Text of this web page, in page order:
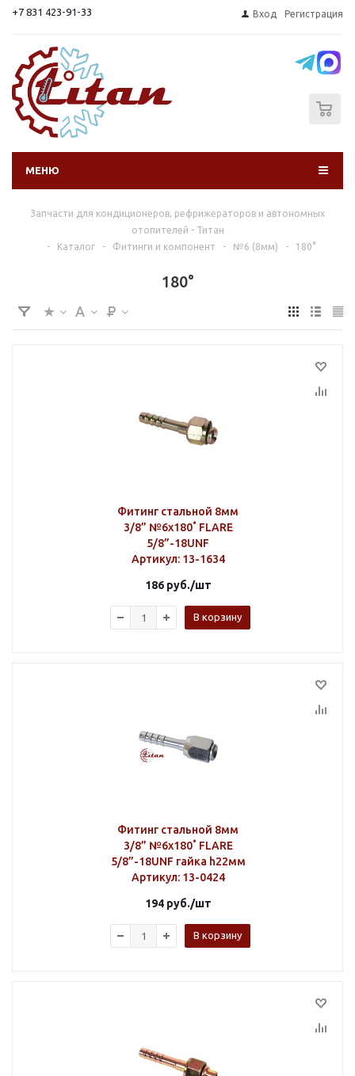
+7 831 423-91-33 Вход Регистрация
МЕНЮ
Запчасти для кондиционеров, рефрижераторов и автономных
отопителей - Титан
-
Каталог - Фитинги и компонент - №6 (8мм) - 180°
180°
Фитинг стальной 8мм
3/8” №6х180˚ FLARE
5/8”-18UNF
Артикул: 13-1634
186руб./шт
В корзину
Фитинг стальной 8мм
3/8” №6х180˚ FLARE
5/8”-18UNF гайка h22мм
Артикул: 13-0424
194руб./шт
В корзину